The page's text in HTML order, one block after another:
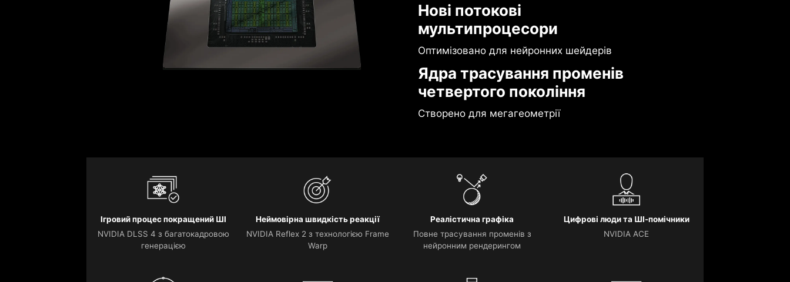
Нові потокові
мультипроцесори
Оптимізовано для нейронних шейдерів
Ядра трасування променів
четвертого покоління
Створено для мегагеометрії
Ігровий процес покращений ШІ
NVIDIA DLSS 4 з багатокадровою
генерацією
Неймовірна швидкість реакції
NVIDIA Reflex 2 з технологією Frame
Warp
Реалістична графіка
Повне трасування променів з
нейронним рендерингом
Цифрові люди та ШІ-помічники
NVIDIA ACE